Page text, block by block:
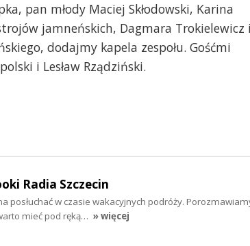
pan młody Maciej Skłodowski, Karina
jamneńskich, Dagmara Trokielewicz i
dodajmy kapela zespołu. Gośćmi
i Lesław Rządziński.
Radia Szczecin
posłuchać w czasie wakacyjnych podróży.
mieć pod ręką… » więcej